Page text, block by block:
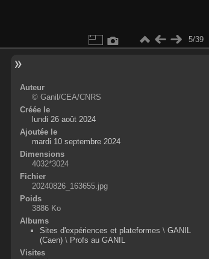
5/39
Auteur
© Ganil/CEA/CNRS
Créée le
lundi 26 août 2024
Ajoutée le
mardi 10 septembre 2024
Dimensions
4032*3024
Fichier
20240826_163655.jpg
Poids
3886 Ko
Albums
Sites d'expériences et plateformes \ GANIL
(Caen)\ Profs au GANIL
Visites